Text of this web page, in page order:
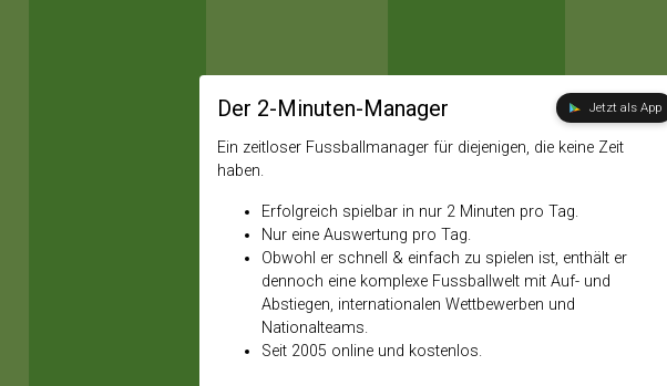
Der 2-Minuten-Manager Jetzt als App
Ein zeitloser Fussballmanager für diejenigen, die keine Zeit
haben.
Erfolgreich spielbar in nur 2 Minuten pro Tag.
Nur eine Auswertung pro Tag.
Obwohl er schnell & einfach zu spielen ist, enthält er
dennoch eine komplexe Fussballwelt mit Auf- und
Abstiegen, internationalen Wettbewerben und
Nationalteams.
Seit 2005 online und kostenlos.